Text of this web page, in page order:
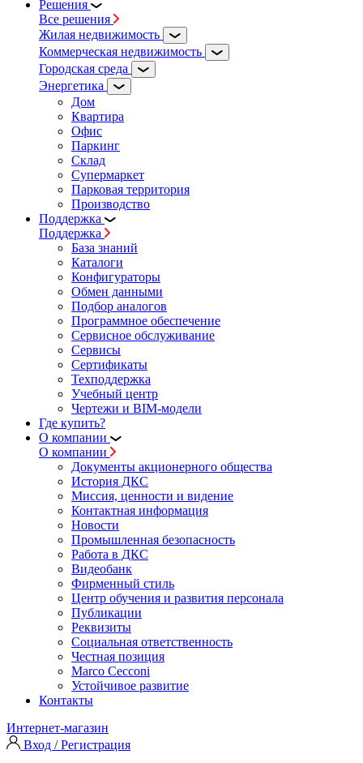
Решения
Все решения
Жилая недвижимость
Коммерческая недвижимость
Городская среда
Энергетика
Дом
Квартира
Офис
Паркинг
Склад
Супермаркет
Парковая территория
Производство
Поддержка
Поддержка
База знаний
Каталоги
Конфигураторы
Обмен данными
Подбор аналогов
Программное обеспечение
Сервисное обслуживание
Сервисы
Сертификаты
Техподдержка
Учебный центр
Чертежи и BIM-модели
Где купить?
О компании
О компании
Документы акционерного общества
История ДКС
Миссия, ценности и видение
Контактная информация
Новости
Промышленная безопасность
Работа в ДКС
Видеобанк
Фирменный стиль
Центр обучения и развития персонала
Публикации
Реквизиты
Социальная ответственность
Честная позиция
Marco Cecconi
Устойчивое развитие
Контакты
Интернет-магазин
Вход / Регистрация